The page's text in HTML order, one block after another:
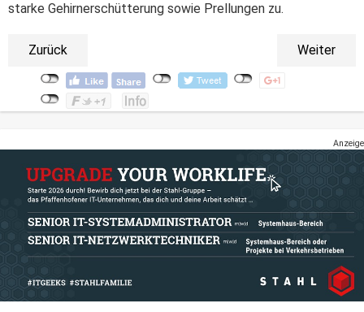
starke Gehirnerschütterung sowie Prellungen zu.
Zurück Weiter
Anzeige